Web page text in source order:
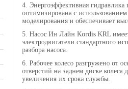
4. Энергоэффективная
оптимизирована с
моделирования и обеспечивает
5. Насос Ин Лайн Kordis KRL
электродвигатели стандартного
разбора насоса.
6. Рабочее колесо разгружено от
отверстий на заднем диске
увеличения их срока службы.